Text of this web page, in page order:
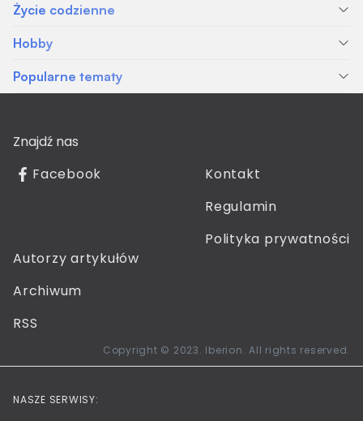
Życie codzienne
Hobby
Popularne tematy
Znajdź nas
Facebook
Kontakt
Regulamin
Polityka prywatności
Autorzy artykułów
Archiwum
RSS
Copyright © 2023. Iberion. All rights reserved.
NASZE SERWISY: